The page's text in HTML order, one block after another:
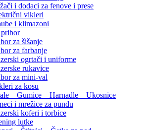
i dodaci za fenove i prese
vikleri
i klimazoni
za šišanje
za farbanje
ogrtači i uniforme
rukavice
za mini-val
za kosu
– Gumice – Harnadle – Ukosnice
i mrežice za punđu
koferi i torbice
lutke